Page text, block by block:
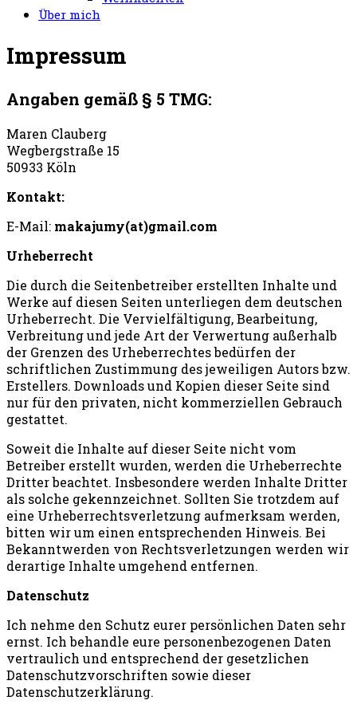
Über mich
Impressum
Angaben gemäß § 5 TMG:
Maren Clauberg
Wegbergstraße 15
50933 Köln
Kontakt:
E-Mail: makajumy(at)gmail.com
Urheberrecht
Die durch die Seitenbetreiber erstellten Inhalte und
Werke auf diesen Seiten unterliegen dem deutschen
Urheberrecht. Die Vervielfältigung, Bearbeitung,
Verbreitung und jede Art der Verwertung außerhalb
der Grenzen des Urheberrechtes bedürfen der
schriftlichen Zustimmung des jeweiligen Autors bzw.
Erstellers. Downloads und Kopien dieser Seite sind
nur für den privaten, nicht kommerziellen Gebrauch
gestattet.
Soweit die Inhalte auf dieser Seite nicht vom
Betreiber erstellt wurden, werden die Urheberrechte
Dritter beachtet. Insbesondere werden Inhalte Dritter
als solche gekennzeichnet. Sollten Sie trotzdem auf
eine Urheberrechtsverletzung aufmerksam werden,
bitten wir um einen entsprechenden Hinweis. Bei
Bekanntwerden von Rechtsverletzungen werden wir
derartige Inhalte umgehend entfernen.
Datenschutz
Ich nehme den Schutz eurer persönlichen Daten sehr
ernst. Ich behandle eure personenbezogenen Daten
vertraulich und entsprechend der gesetzlichen
Datenschutzvorschriften sowie dieser
Datenschutzerklärung.